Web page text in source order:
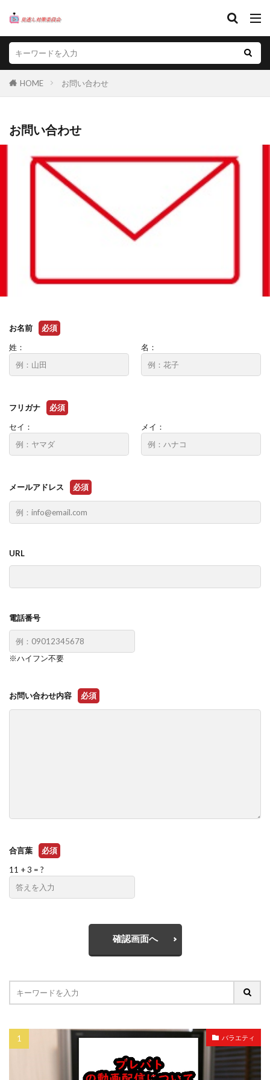
HOME お問い合わせ
お問い合わせ
お名前
必須
姓：
名：
フリガナ
必須
セイ：
メイ：
メールアドレス 必須
URL
電話番号
※ハイフン不要
お問い合わせ内容 必須
合言葉
必須
11 + 3 = ?
確認画面へ
バラエティ